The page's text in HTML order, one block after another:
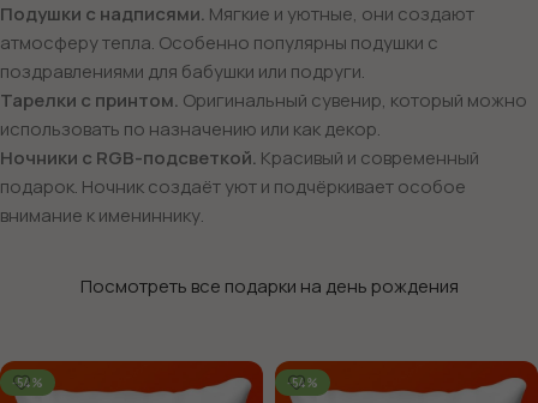
Подушки с надписями. Мягкие и уютные, они создают
атмосферу тепла. Особенно популярны подушки с
поздравлениями для бабушки или подруги.
Тарелки с принтом. Оригинальный сувенир, который можно
использовать по назначению или как декор.
Ночники с RGB-подсветкой. Красивый и современный
подарок. Ночник создаёт уют и подчёркивает особое
внимание к имениннику.
Посмотреть все подарки на день рождения
-54% -54%